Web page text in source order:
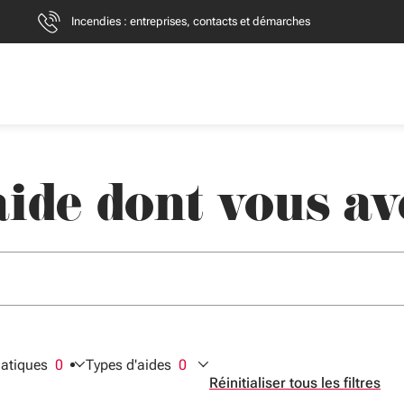
Incendies : entreprises, contacts et démarches
dont vous
0
filtres sélectionnés
Types d'aides 0
filtres sélectionnésRéinitialiser tous les filtres